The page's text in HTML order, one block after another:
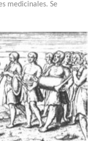
medicinales. Se